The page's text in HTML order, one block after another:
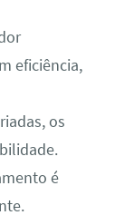
eficiência,
os
é